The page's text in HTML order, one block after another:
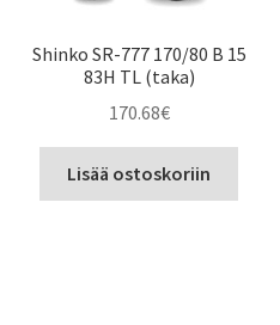
Shinko SR-777 170/80 B 15
83H TL (taka)
170.68€
Lisää ostoskoriin